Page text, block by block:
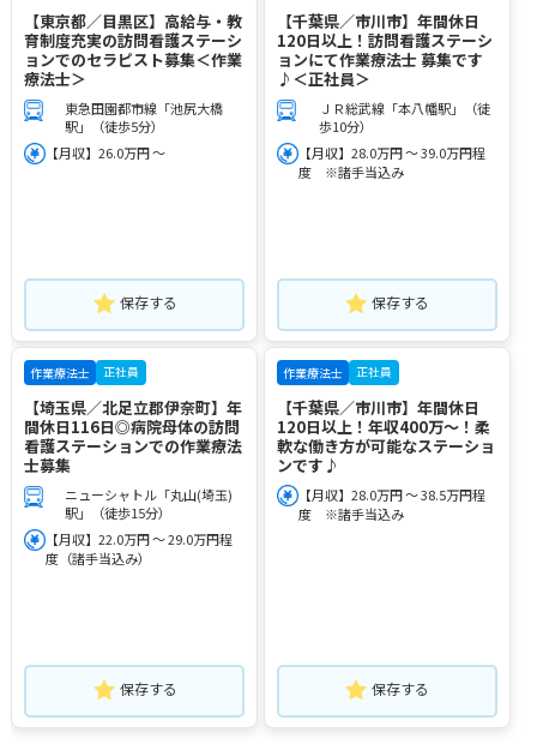
【東京都／目黒区】高給与・教
育制度充実の訪問看護ステーシ
ョンでのセラピスト募集＜作業
療法士＞
東急田園都市線「池尻大橋
駅」（徒歩5分）
【月収】26.0万円 ～
保存する
【千葉県／市川市】年間休日
120日以上！訪問看護ステーシ
ョンにて作業療法士 募集です
♪＜正社員＞
ＪＲ総武線「本八幡駅」（徒
歩10分）
【月収】28.0万円 ～ 39.0万円程
度 ※諸手当込み
保存する
作業療法士 正社員
【埼玉県／北足立郡伊奈町】年
間休日116日◎病院母体の訪問
看護ステーションでの作業療法
士募集
ニューシャトル「丸山(埼玉)
駅」（徒歩15分）
【月収】22.0万円 ～ 29.0万円程
度（諸手当込み）
保存する
作業療法士 正社員
【千葉県／市川市】年間休日
120日以上！年収400万～！柔
軟な働き方が可能なステーショ
ンです♪
【月収】28.0万円 ～ 38.5万円程
度 ※諸手当込み
保存する